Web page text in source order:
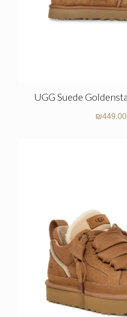
UGG Suede
₪449.00